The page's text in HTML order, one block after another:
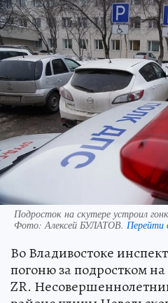
Подросток на скутере устроил
Фото: Алексей БУЛАТОВ.
Во Владивостоке
погоню за подростком на
ZR.